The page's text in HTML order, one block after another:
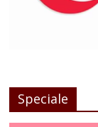
Speciale